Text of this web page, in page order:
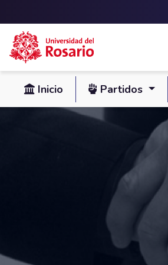
Pasar al contenido principal
Inicio Partidos